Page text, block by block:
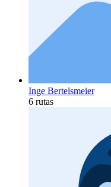
Inge Bertelsmeier
6 rutas